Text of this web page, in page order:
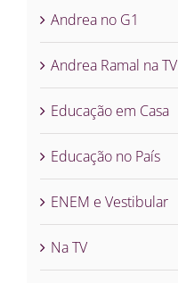
Andrea no G1
Andrea Ramal na TV
Educação em Casa
Educação no País
ENEM e Vestibular
Na TV